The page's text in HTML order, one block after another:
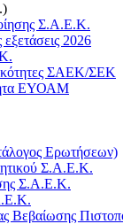
Σ.Α.Ε.Κ.
2026
ΣΑΕΚ/ΣΕΚ
ΕΥΟΑΜ
Ερωτήσεων)
Σ.Α.Ε.Κ.
Σ.Α.Ε.Κ.
Βεβαίωσης